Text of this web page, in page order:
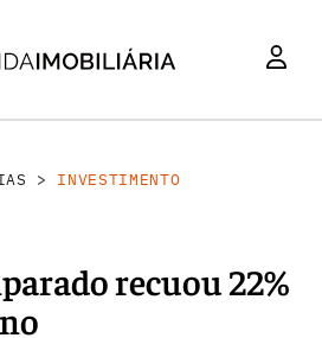
> INVESTIMENTO
recuou 22%